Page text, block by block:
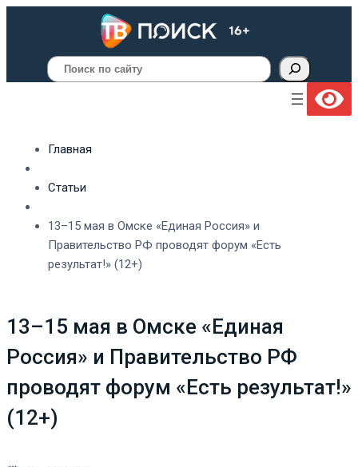
Поиск
Главная
Статьи
13–15 мая в Омске «Единая Россия» и
Правительство РФ проводят форум «Есть
результат!» (12+)
13–15 мая в Омске «Единая
Россия» и Правительство РФ
проводят форум «Есть результат!»
(12+)